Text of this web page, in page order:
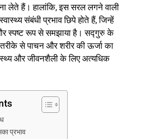
लेते हैं। हालांकि, इस सरल लगने वाली
संबंधी प्रभाव छिपे होते हैं, जिन्हें
स्पष्ट रूप से समझाया है। सद्गुरु के
से पाचन और शरीर की ऊर्जा का
और जीवनशैली के लिए अत्यधिक
प्रभाव